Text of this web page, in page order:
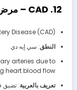
12. CAD – مرض الشريان التاجي
Disease (CAD)
النطق: سي إيه دي
arteries due to
heart blood flow.
تعريف بالعربية: تضيق